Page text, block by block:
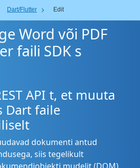
Dart/Flutter Edit
Word või PDF
faili SDK s
API t, et muuta
Dart faile
dokumenti antud
siis tegelikult